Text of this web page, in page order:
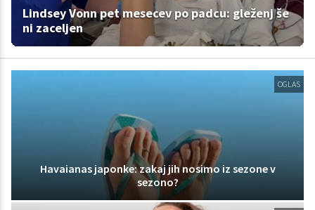
Lindsey Vonn pet mesecev po padcu: gleženj še
ni zaceljen
OGLAS
Havaianas japonke: zakaj jih nosimo iz sezone v
sezono?